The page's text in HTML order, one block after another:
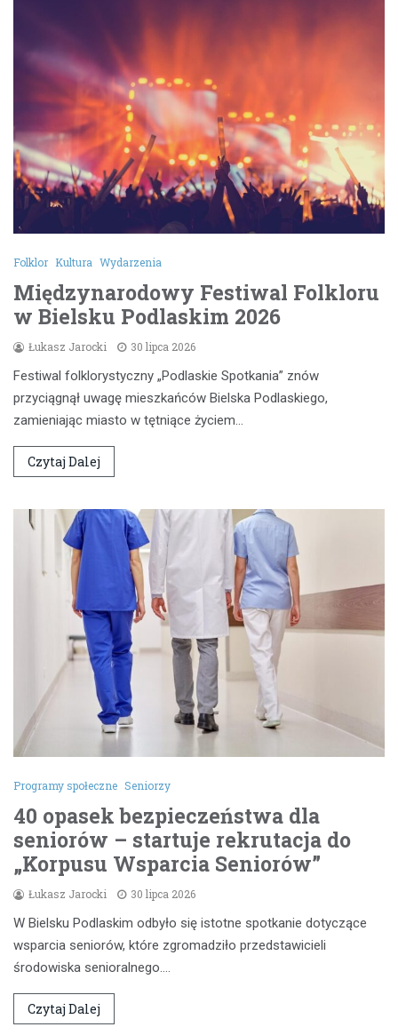
Folklor Kultura Wydarzenia
Międzynarodowy Festiwal Folkloru
w Bielsku Podlaskim 2026
Łukasz Jarocki 30 lipca 2026
Festiwal folklorystyczny „Podlaskie Spotkania” znów
przyciągnął uwagę mieszkańców Bielska Podlaskiego,
zamieniając miasto w tętniące życiem…
Czytaj Dalej
Programy społeczne Seniorzy
40 opasek bezpieczeństwa dla
seniorów – startuje rekrutacja do
„Korpusu Wsparcia Seniorów”
Łukasz Jarocki 30 lipca 2026
W Bielsku Podlaskim odbyło się istotne spotkanie dotyczące
wsparcia seniorów, które zgromadziło przedstawicieli
środowiska senioralnego.…
Czytaj Dalej